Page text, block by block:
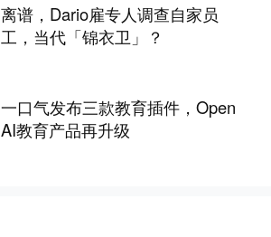
离谱，Dario雇专人调查自家员
工，当代「锦衣卫」？
一口气发布三款教育插件，Open
AI教育产品再升级